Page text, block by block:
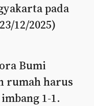
pada
12/2025)
Bumi
rumah harus
1-1.